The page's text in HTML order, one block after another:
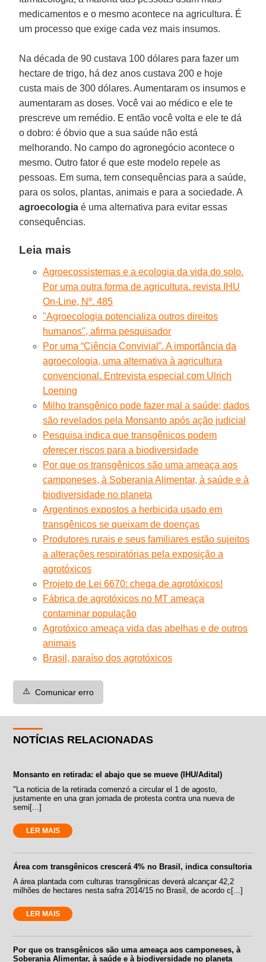
medicamentos e o mesmo acontece na agricultura. É
um processo que exige cada vez mais insumos.
Na década de 90 custava 100 dólares para fazer um
hectare de trigo, há dez anos custava 200 e hoje
custa mais de 300 dólares. Aumentaram os insumos e
aumentaram as doses. Você vai ao médico e ele te
prescreve um remédio. E então você volta e ele te dá
o dobro: é óbvio que a sua saúde não está
melhorando. No campo do agronegócio acontece o
mesmo. Outro fator é que este modelo repele as
pessoas. Em suma, tem consequências para a saúde,
para os solos, plantas, animais e para a sociedade. A
agroecologia é uma alternativa para evitar essas
consequências.
Leia mais
Agroecossistemas e a ecologia da vida do solo.
Por uma outra forma de agricultura. revista IHU
On-Line, Nº. 485
"Agroecologia potencializa outros direitos
humanos", afirma pesquisador
Por uma “Ciência Convivial”. A importância da
agroecologia, uma alternativa à agricultura
convencional. Entrevista especial com Ulrich
Loening
Milho transgênico pode fazer mal a saúde; dados
são revelados pela Monsanto após ação judicial
Pesquisa indica que transgênicos podem
oferecer riscos para a biodiversidade
Por que os transgênicos são uma ameaça aos
camponeses, à Soberania Alimentar, à saúde e à
biodiversidade no planeta
Argentinos expostos a herbicida usado em
transgênicos se queixam de doenças
Produtores rurais e seus familiares estão sujeitos
a alterações respiratórias pela exposição a
agrotóxicos
Projeto de Lei 6670: chega de agrotóxicos!
Fábrica de agrotóxicos no MT ameaça
contaminar população
Agrotóxico ameaça vida das abelhas e de outros
animais
Brasil, paraíso dos agrotóxicos
⚠️ Comunicar erro
NOTÍCIAS RELACIONADAS
Monsanto en retirada: el abajo que se mueve (IHU/Adital)
"La noticia de la retirada comenzó a circular el 1 de agosto,
justamente en una gran jornada de protesta contra una nueva de
semi[...]
LER MAIS
Área com transgênicos crescerá 4% no Brasil, indica consultoria
A área plantada com culturas transgênicas deverá alcançar 42,2
milhões de hectares nesta safra 2014/15 no Brasil, de acordo c[...]
LER MAIS
Por que os transgênicos são uma ameaça aos camponeses, à
Soberania Alimentar, à saúde e à biodiversidade no planeta